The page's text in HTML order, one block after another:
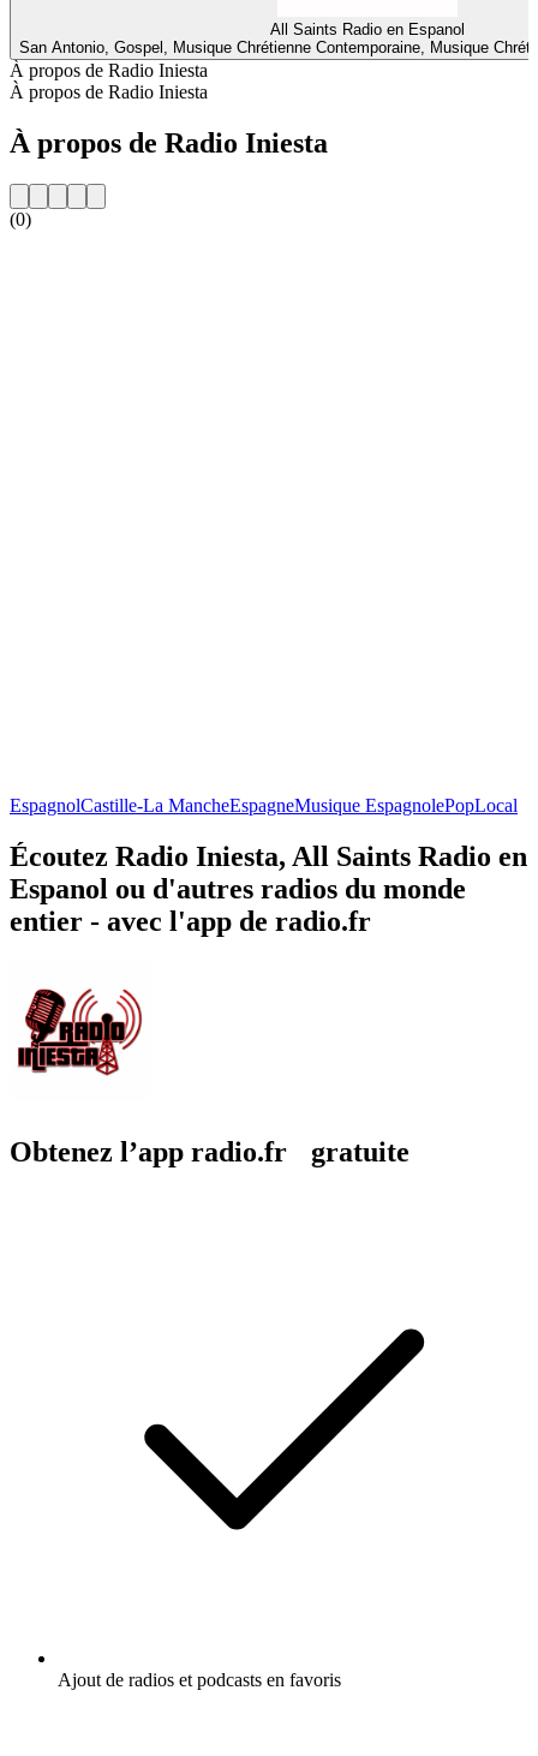
All Saints Radio en Espanol
San Antonio, Gospel, Musique Chrétienne Contemporaine, Musique
À propos de Radio Iniesta
À propos de Radio Iniesta
À propos de Radio Iniesta
(0)
EspagnolCastille-La MancheEspagneMusique EspagnolePopLocal
Écoutez Radio Iniesta, All Saints Radio en
Espanol ou d'autres radios du monde
entier - avec l'app de radio.fr
Obtenez l’app radio.fr gratuite
Ajout de radios et podcasts en favoris